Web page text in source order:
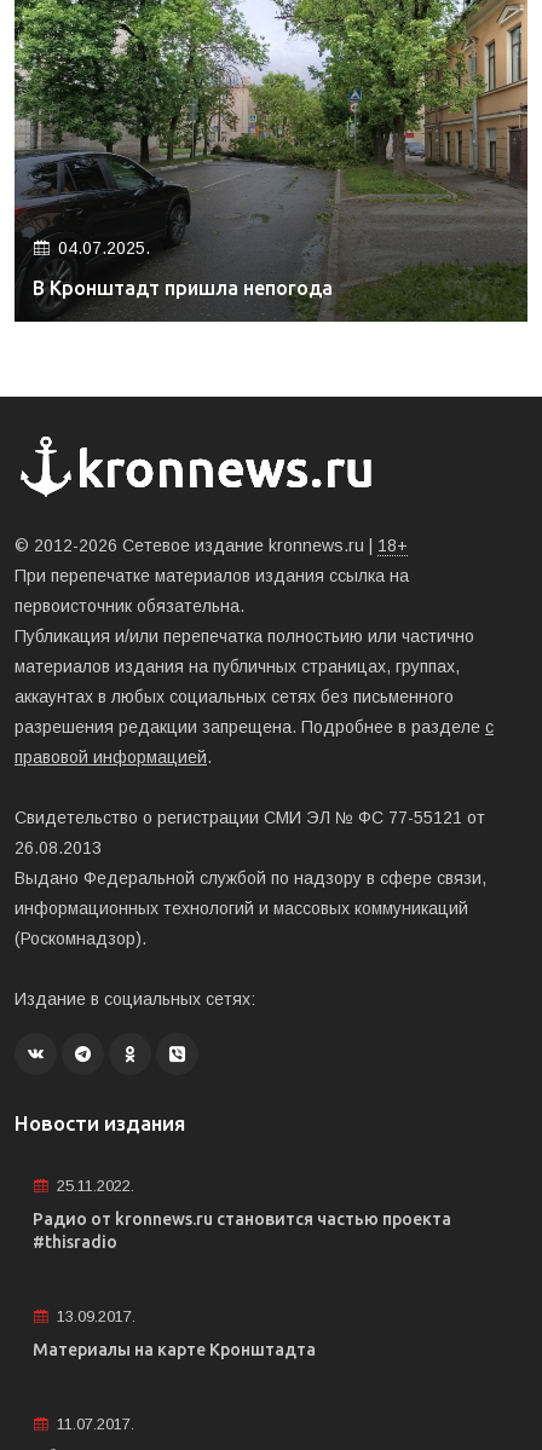
04.07.2025.
В Кронштадт пришла непогода
© 2012-2026 Сетевое издание kronnews.ru | 18+
При перепечатке материалов издания ссылка на
первоисточник обязательна.
Публикация и/или перепечатка полностьию или частично
материалов издания на публичных страницах, группах,
аккаунтах в любых социальных сетях без письменного
разрешения редакции запрещена. Подробнее в разделе с
правовой информацией.
Свидетельство о регистрации СМИ ЭЛ № ФС 77-55121 от
26.08.2013
Выдано Федеральной службой по надзору в сфере связи,
информационных технологий и массовых коммуникаций
(Роскомнадзор).
Издание в социальных сетях:
Новости издания
25.11.2022.
Радио от kronnews.ru становится частью проекта
#thisradio
13.09.2017.
Материалы на карте Кронштадта
11.07.2017.